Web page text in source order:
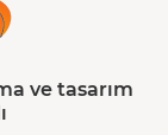
ve tasarım